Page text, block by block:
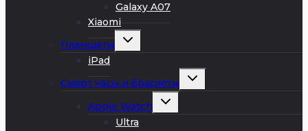
Galaxy A07
Xiaomi
Планшеты
Развернуть
iPad
Смарт часы и браслеты
Развернуть
Apple Watch
Развернуть
Ultra